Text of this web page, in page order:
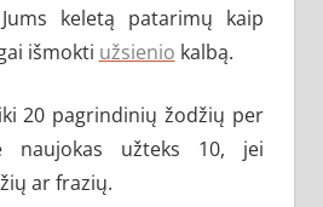
keletą patarimų kaip
išmokti užsienio kalbą.
20 pagrindinių žodžių per
naujokas užteks 10, jei
ar frazių.